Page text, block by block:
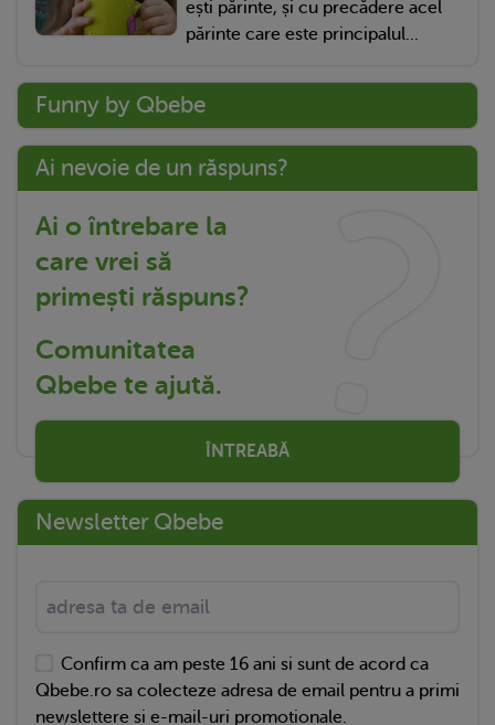
ești părinte, și cu precădere acel
părinte care este principalul...
Funny by Qbebe
Ai nevoie de un răspuns?
Ai o întrebare la
care vrei să
primești răspuns?
Comunitatea
Qbebe te ajută.
ÎNTREABĂ
Newsletter Qbebe
Confirm ca am peste 16 ani si sunt de acord ca
Qbebe.ro sa colecteze adresa de email pentru a primi
newslettere si e-mail-uri promotionale.